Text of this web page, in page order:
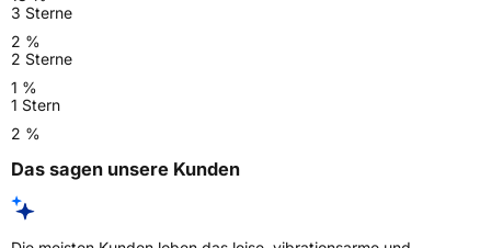
3 Sterne
2 %
2 Sterne
1 %
1 Stern
2 %
Das sagen unsere Kunden